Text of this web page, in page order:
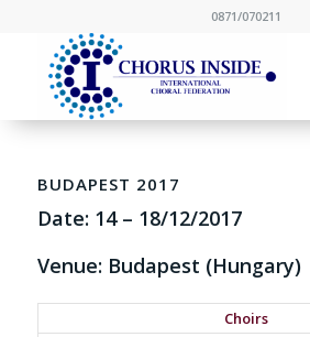
0871/070211
BUDAPEST 2017
Date: 14– 18/12/2017
Venue: Budapest (Hungary)
Choirs